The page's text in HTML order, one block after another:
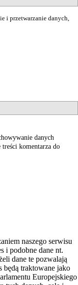
i przetwarzanie danych,
danych
komentarza do
naszego serwisu
i podobne dane nt.
dane te pozwalają
będą traktowane jako
Europejskiego